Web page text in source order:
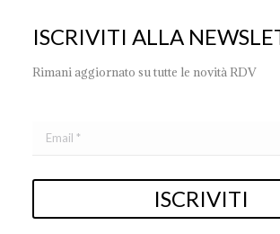
ISCRIVITI ALLA
Rimani aggiornato su tutte le novità RDV